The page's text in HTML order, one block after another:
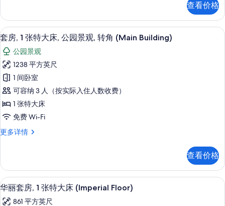
园
景
观,
转
角
(Main
Building)
的
所
有
单
人
床,
公
园
景
观,
转
角
(Main
Building)
更
信
查看价格
显
示
套
房,
张
特
大
床,
园
景
观,
转
32-英寸纯平电视（配备数码频道）、
10
套房, 1 张特大床, 公园景观, 转角 (Main Building)
公园景观
1238 平方英尺
1 间卧室
可容纳 3 人（按实际入住人数收费）
1 张特大床
免费 Wi-Fi
更多详情
套
特
大
床,
园
查看价格
显
示
华丽套房, 1 张特大床 (Imperial Floor)
8
华丽套房, 1 张特大床 (Imperial Floor)
861 平方英尺